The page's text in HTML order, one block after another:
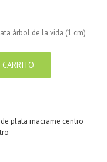
árbol de la vida (1 cm)
plata macrame centro